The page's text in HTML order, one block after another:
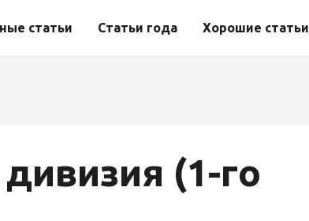
статьи Статьи года Хорошие статьи
(1-го